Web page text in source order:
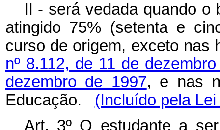
II - será vedada quando o
atingido 75% (setenta e
curso de origem, exceto
nº 8.112, de 11 de
dezembro de 1997, e nas
Educação.
(Incluído pela
Art. 3º O estudante a